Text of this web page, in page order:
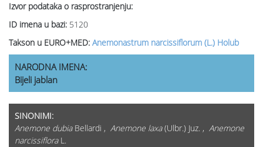
Izvor podataka o rasprostranjenju:
ID imena u bazi: 5120
Takson u EURO+MED: Anemonastrum narcissiflorum (L.) Holub
NARODNA IMENA:
Bijeli jablan
SINONIMI:
Anemone dubiaBellardi , Anemone laxa(Ulbr.) Juz. , Anemone
narcissifloraL.